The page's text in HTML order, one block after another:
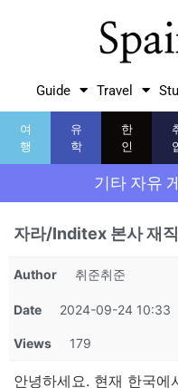
Guide Travel
여
행
유
학
한
인
기타 자유
자라/Inditex 본사 재
Author 취준취준
Date 2024-09-24 10:33
Views 179
안녕하세요. 현재 한국